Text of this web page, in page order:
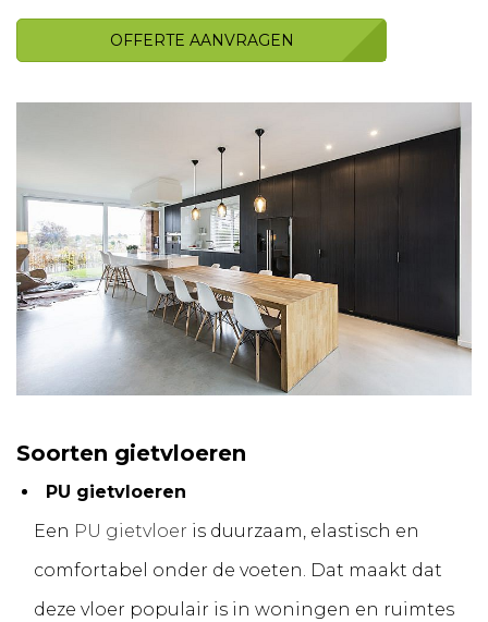
OFFERTE AANVRAGEN
Soorten gietvloeren
PU gietvloeren
Een PU gietvloer is duurzaam, elastisch en
comfortabel onder de voeten. Dat maakt dat
deze vloer populair is in woningen en ruimtes